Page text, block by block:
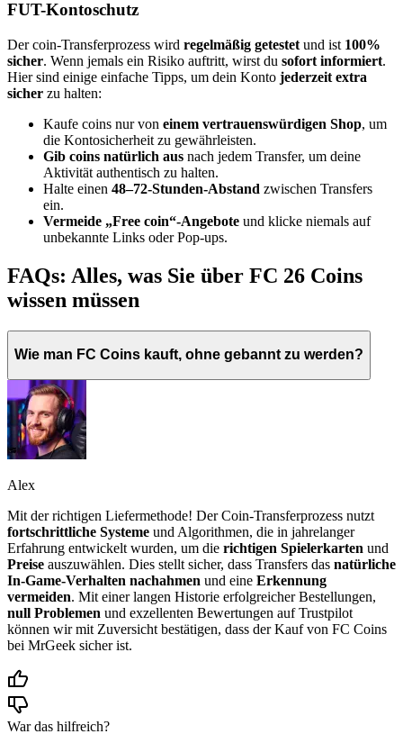
FUT-Kontoschutz
Der coin-Transferprozess wird regelmäßig getestet und ist 100%
sicher. Wenn jemals ein Risiko auftritt, wirst du sofort informiert.
Hier sind einige einfache Tipps, um dein Konto jederzeit extra
sicher zu halten:
Kaufe coins nur von einem vertrauenswürdigen Shop, um
die Kontosicherheit zu gewährleisten.
Gib coins natürlich aus nach jedem Transfer, um deine
Aktivität authentisch zu halten.
Halte einen 48–72-Stunden-Abstand zwischen Transfers
ein.
Vermeide „Free coin“-Angebote und klicke niemals auf
unbekannte Links oder Pop-ups.
FAQs: Alles, was Sie über FC 26 Coins
wissen müssen
Wie man FC Coins kauft, ohne gebannt zu werden?
Alex
Mit der richtigen Liefermethode! Der Coin-Transferprozess nutzt
fortschrittliche Systeme und Algorithmen, die in jahrelanger
Erfahrung entwickelt wurden, um die richtigen Spielerkarten und
Preise auszuwählen. Dies stellt sicher, dass Transfers das natürliche
In-Game-Verhalten nachahmen und eine Erkennung
vermeiden. Mit einer langen Historie erfolgreicher Bestellungen,
null Problemen und exzellenten Bewertungen auf Trustpilot
können wir mit Zuversicht bestätigen, dass der Kauf von FC Coins
bei MrGeek sicher ist.
War das hilfreich?